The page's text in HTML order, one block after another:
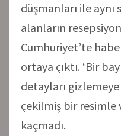
düşmanları ile aynı
alanların
Cumhuriyet’te
ortaya çıktı. ‘Bir
detayları gizlemeye
çekilmiş bir
kaçmadı.